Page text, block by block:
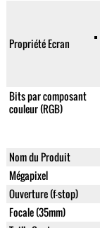
Propriété Ecran
Bits par composant
couleur (RGB)
Nom du Produit
Mégapixel
Ouverture (f-stop)
Focale (35mm)